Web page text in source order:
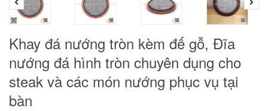
Khay đá nướng tròn kèm đế gỗ, Đĩa
nướng đá hình tròn chuyên dụng cho
steak và các món nướng phục vụ tại
bàn